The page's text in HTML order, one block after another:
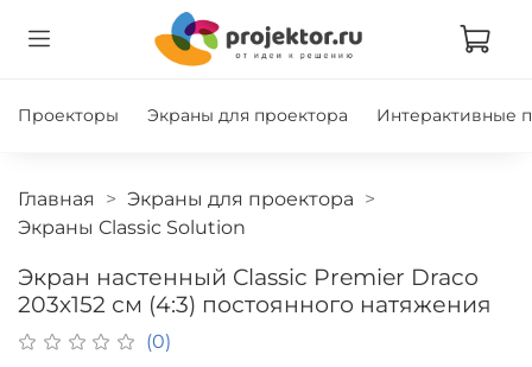
Проекторы Экраны для проектора Интерактивные
Главная
Экраны для проектора
Экраны Classic Solution
Экран настенный Classic Premier Draco
203х152 см (4:3) постоянного натяжения
(0)